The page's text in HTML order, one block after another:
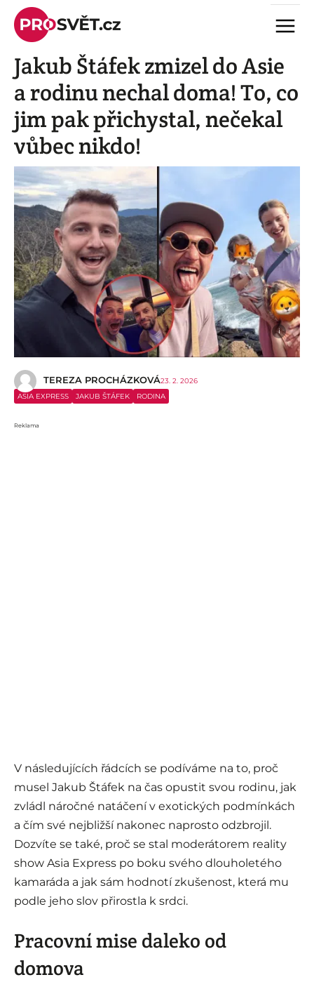
Skip
content
Menu
Jakub Štáfek zmizel do Asie
a rodinu nechal doma! To, co
jim pak přichystal, nečekal
vůbec nikdo!
i
TEREZA PROCHÁZKOVÁ23. 2. 2026
ASIA EXPRESS
JAKUB ŠTÁFEK RODINA
Reklama
V následujících řádcích se podíváme na to, proč
musel Jakub Štáfek na čas opustit svou rodinu, jak
zvládl náročné natáčení v exotických podmínkách
a čím své nejbližší nakonec naprosto odzbrojil.
Dozvíte se také, proč se stal moderátorem reality
show Asia Express po boku svého dlouholetého
kamaráda a jak sám hodnotí zkušenost, která mu
podle jeho slov přirostla k srdci.
Pracovní mise daleko od
domova